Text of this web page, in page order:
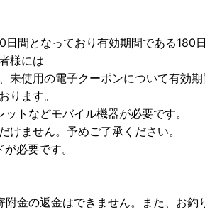
間となっており有効期間である180
様には
未使用の電子クーポンについて有効
ります。
トなどモバイル機器が必要です。
ません。予めご了承ください。
必要です。
金の返金はできません。また、お釣